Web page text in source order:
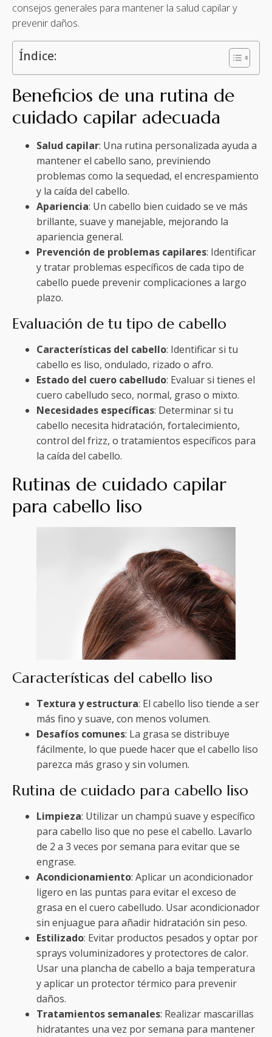
consejos generales para mantener la salud capilar y
prevenir daños.
Índice:
Beneficios de una rutina de
cuidado capilar adecuada
Salud capilar: Una rutina personalizada ayuda a
mantener el cabello sano, previniendo
problemas como la sequedad, el encrespamiento
y la caída del cabello.
Apariencia: Un cabello bien cuidado se ve más
brillante, suave y manejable, mejorando la
apariencia general.
Prevención de problemas capilares: Identificar
y tratar problemas específicos de cada tipo de
cabello puede prevenir complicaciones a largo
plazo.
Evaluación de tu tipo de cabello
Características del cabello: Identificar si tu
cabello es liso, ondulado, rizado o afro.
Estado del cuero cabelludo: Evaluar si tienes el
cuero cabelludo seco, normal, graso o mixto.
Necesidades específicas: Determinar si tu
cabello necesita hidratación, fortalecimiento,
control del frizz, o tratamientos específicos para
la caída del cabello.
Rutinas de cuidado capilar
para cabello liso
Características del cabello liso
Textura y estructura: El cabello liso tiende a ser
más fino y suave, con menos volumen.
Desafíos comunes: La grasa se distribuye
fácilmente, lo que puede hacer que el cabello liso
parezca más graso y sin volumen.
Rutina de cuidado para cabello liso
Limpieza: Utilizar un champú suave y específico
para cabello liso que no pese el cabello. Lavarlo
de 2 a 3 veces por semana para evitar que se
engrase.
Acondicionamiento: Aplicar un acondicionador
ligero en las puntas para evitar el exceso de
grasa en el cuero cabelludo. Usar acondicionador
sin enjuague para añadir hidratación sin peso.
Estilizado: Evitar productos pesados y optar por
sprays voluminizadores y protectores de calor.
Usar una plancha de cabello a baja temperatura
y aplicar un protector térmico para prevenir
daños.
Tratamientos semanales: Realizar mascarillas
hidratantes una vez por semana para mantener